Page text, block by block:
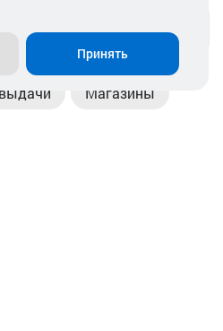
Магазины
Принять